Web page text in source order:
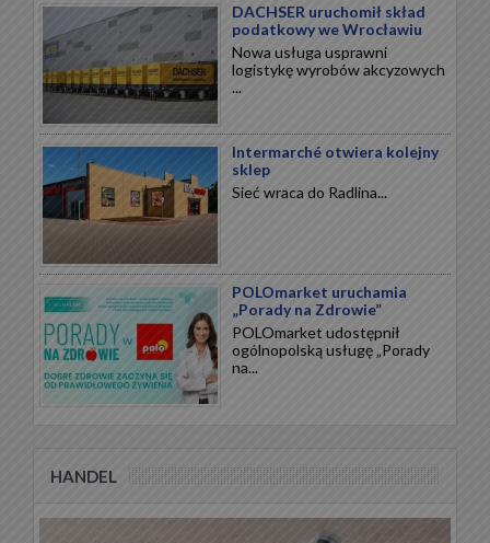
DACHSER uruchomił skład
podatkowy we Wrocławiu
Nowa usługa usprawni
logistykę wyrobów akcyzowych
...
Intermarché otwiera kolejny
sklep
Sieć wraca do Radlina...
POLOmarket uruchamia
„Porady na Zdrowie”
POLOmarket udostępnił
ogólnopolską usługę „Porady
na...
HANDEL